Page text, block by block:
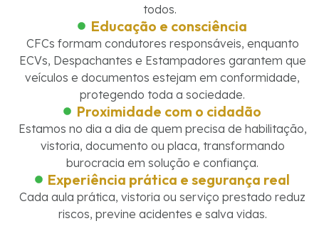
todos.
Educação e consciência
CFCs formam condutores responsáveis, enquanto
ECVs, Despachantes e Estampadores garantem que
veículos e documentos estejam em conformidade,
protegendo toda a sociedade.
Proximidade com o cidadão
Estamos no dia a dia de quem precisa de habilitação,
vistoria, documento ou placa, transformando
burocracia em solução e confiança.
Experiência prática e segurança real
Cada aula prática, vistoria ou serviço prestado reduz
riscos, previne acidentes e salva vidas.